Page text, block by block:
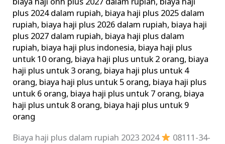
biaya haji onh plus 2027 dalam rupiah, biaya haji
plus 2024 dalam rupiah, biaya haji plus 2025 dalam
rupiah, biaya haji plus 2026 dalam rupiah, biaya haji
plus 2027 dalam rupiah, biaya haji plus dalam
rupiah, biaya haji plus indonesia, biaya haji plus
untuk 10 orang, biaya haji plus untuk 2 orang, biaya
haji plus untuk 3 orang, biaya haji plus untuk 4
orang, biaya haji plus untuk 5 orang, biaya haji plus
untuk 6 orang, biaya haji plus untuk 7 orang, biaya
haji plus untuk 8 orang, biaya haji plus untuk 9
orang
Biaya haji plus dalam rupiah 2023 2024
08111-34-